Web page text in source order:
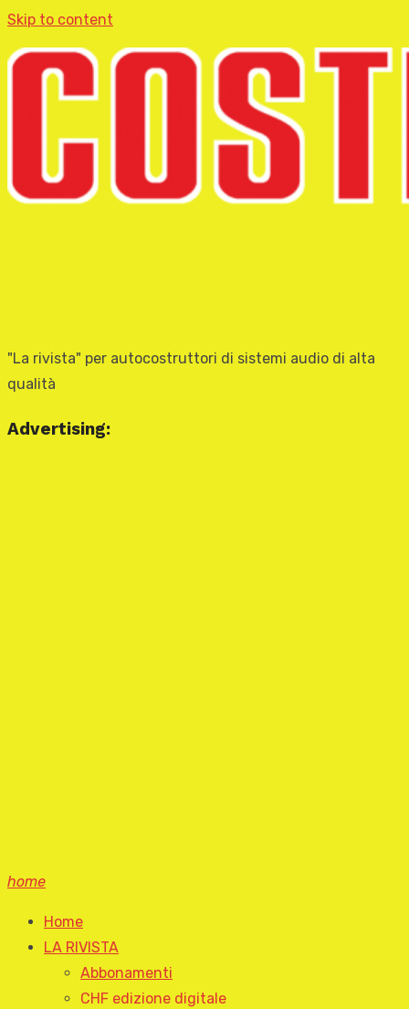
Skip to content
"La rivista" per autocostruttori di sistemi audio di alta
qualità
Advertising:
home
Home
LA RIVISTA
Abbonamenti
CHF edizione digitale